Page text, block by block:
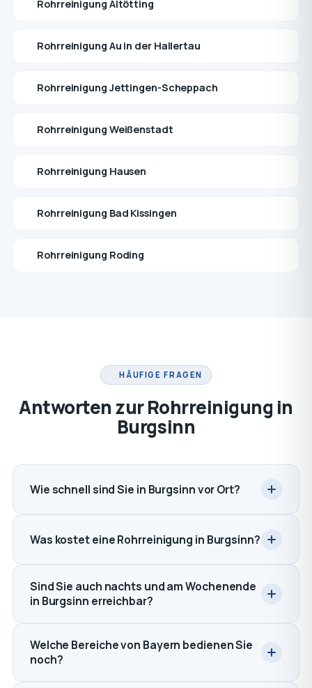
Rohrreinigung Altötting
Rohrreinigung Au in der Hallertau
Rohrreinigung Jettingen-Scheppach
Rohrreinigung Weißenstadt
Rohrreinigung Hausen
Rohrreinigung Bad Kissingen
Rohrreinigung Roding
HÄUFIGE FRAGEN
Antworten zur Rohrreinigung in
Burgsinn
Wie schnell sind Sie in Burgsinn vor Ort?
Was kostet eine Rohrreinigung in Burgsinn?
Sind Sie auch nachts und am Wochenende
in Burgsinn erreichbar?
Welche Bereiche von Bayern bedienen Sie
noch?